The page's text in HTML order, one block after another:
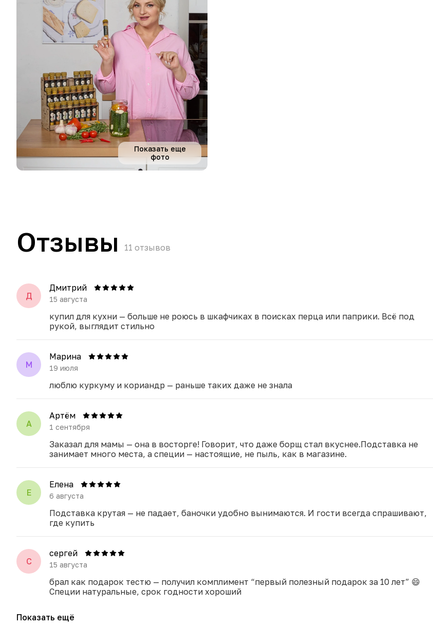
Показать еще
фото
Отзывы 11 отзывов
Д
Дмитрий
15 августа
купил для кухни — больше не роюсь в шкафчиках в поисках перца или паприки. Всё под
рукой, выглядит стильно
М
Марина
19 июля
люблю куркуму и кориандр — раньше таких даже не знала
А
Артём
1 сентября
Заказал для мамы — она в восторге! Говорит, что даже борщ стал вкуснее.Подставка не
занимает много места, а специи — настоящие, не пыль, как в магазине.
Е
Елена
6 августа
Подставка крутая — не падает, баночки удобно вынимаются. И гости всегда спрашивают,
где купить
С
сергей
15 августа
брал как подарок тестю — получил комплимент “первый полезный подарок за 10 лет” 😄
Специи натуральные, срок годности хороший
Показать ещё